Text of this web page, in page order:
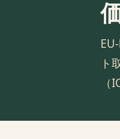
ト